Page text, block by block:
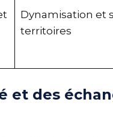
Dynamisation et
territoires
et des